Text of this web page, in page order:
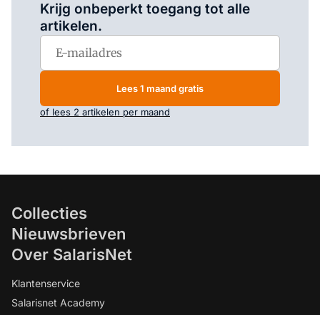
Krijg onbeperkt toegang tot alle
artikelen.
Lees 1 maand gratis
of lees 2 artikelen per maand
Collecties
Nieuwsbrieven
Over SalarisNet
Klantenservice
Salarisnet Academy